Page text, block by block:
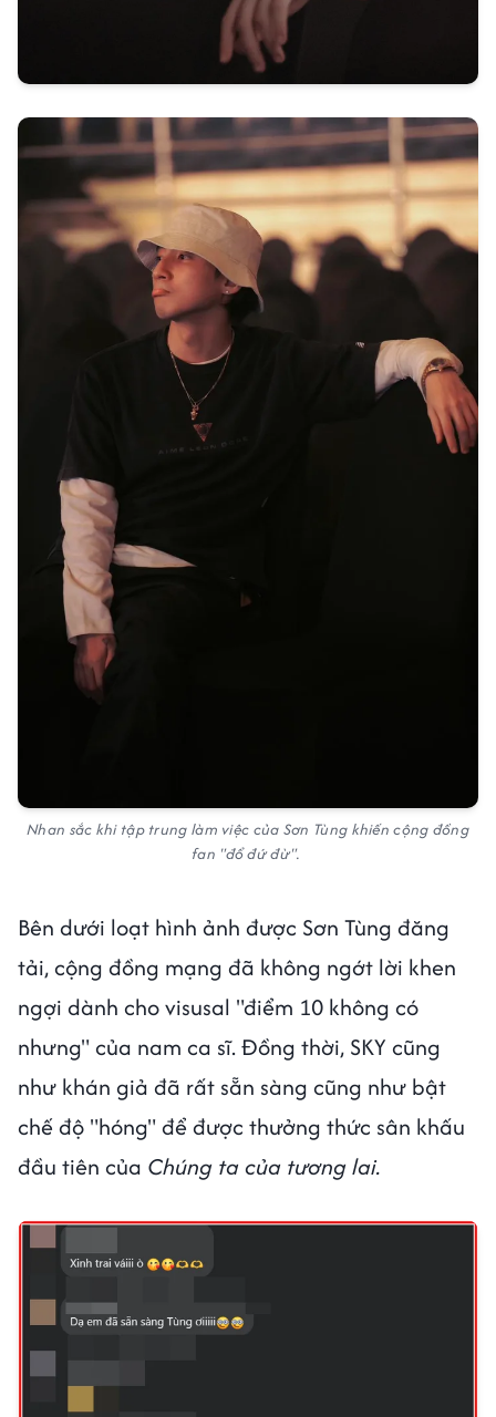
Nhan sắc khi tập trung làm việc của Sơn Tùng khiến cộng đồng
fan "đổ đứ đừ".
Bên dưới loạt hình ảnh được Sơn Tùng đăng
tải, cộng đồng mạng đã không ngớt lời khen
ngợi dành cho visusal "điểm 10 không có
nhưng" của nam ca sĩ. Đồng thời, SKY cũng
như khán giả đã rất sẵn sàng cũng như bật
chế độ "hóng" để được thưởng thức sân khấu
đầu tiên của Chúng ta của tương lai.